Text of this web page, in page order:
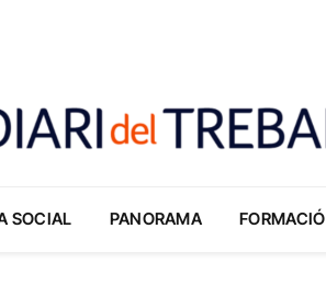
SOCIAL PANORAMA FORMACIÓ